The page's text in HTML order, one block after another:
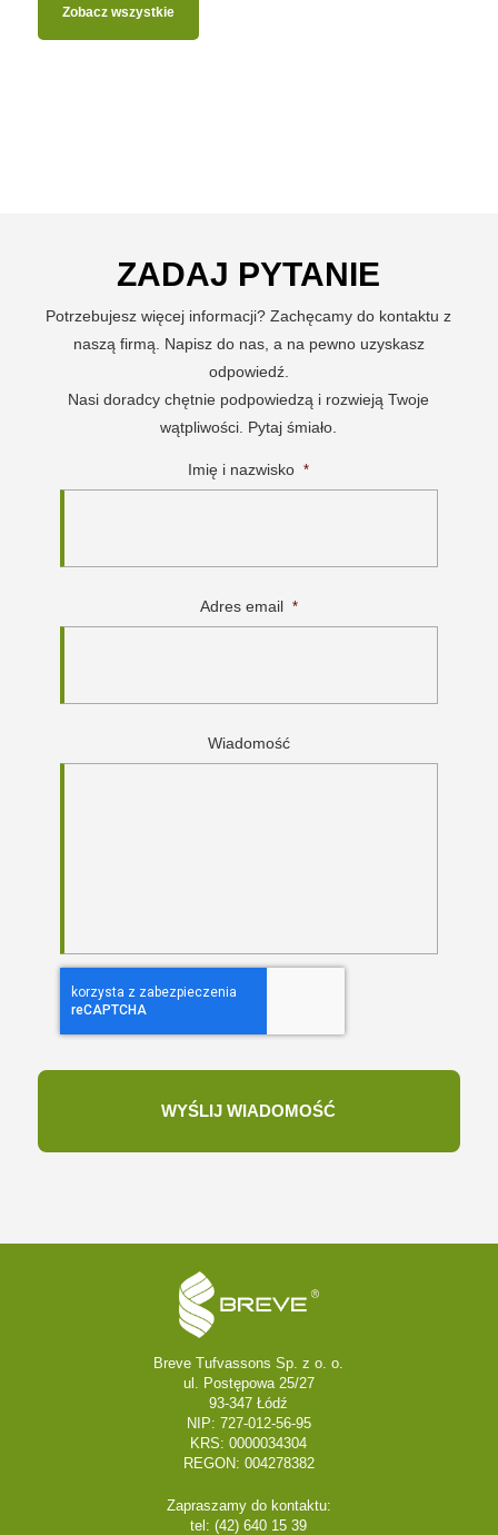
Zobacz wszystkie
ZADAJ PYTANIE
Potrzebujesz więcej informacji? Zachęcamy do kontaktu z
naszą firmą. Napisz do nas, a na pewno uzyskasz
odpowiedź.
Nasi doradcy chętnie podpowiedzą i rozwieją Twoje
wątpliwości. Pytaj śmiało.
Imię i nazwisko *
Adres email *
Wiadomość
Breve Tufvassons Sp. z o. o.
ul. Postępowa 25/27
93-347 Łódź
NIP: 727-012-56-95
KRS: 0000034304
REGON: 004278382
Zapraszamy do kontaktu:
tel: (42) 640 15 39